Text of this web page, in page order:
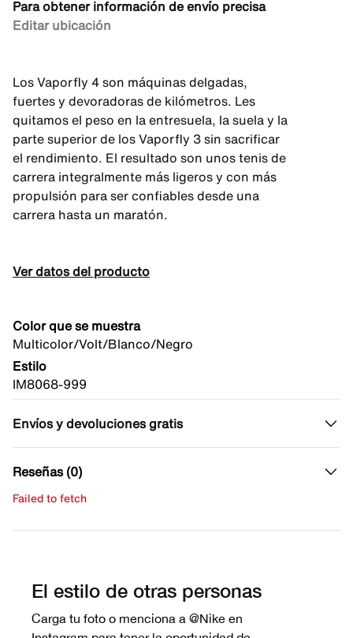
Para obtener información de envío precisa
Editar ubicación
Los Vaporfly 4 son máquinas delgadas,
fuertes y devoradoras de kilómetros. Les
quitamos el peso en la entresuela, la suela y la
parte superior de los Vaporfly 3 sin sacrificar
el rendimiento. El resultado son unos tenis de
carrera integralmente más ligeros y con más
propulsión para ser confiables desde una
carrera hasta un maratón.
Ver datos del producto
Color que se muestra
Multicolor/Volt/Blanco/Negro
Estilo
IM8068-999
Envíos y devoluciones gratis
Reseñas (0)
Failed to fetch